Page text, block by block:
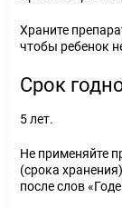
Храните
чтобы ребенок
Срок
5 лет.
Не применяйте
(срока
после слов